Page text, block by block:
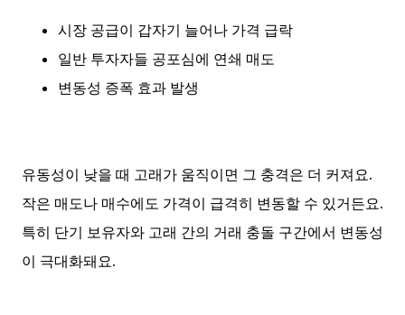
시장 공급이 갑자기 늘어나 가격 급락
일반 투자자들 공포심에 연쇄 매도
변동성 증폭 효과 발생
유동성이 낮을 때 고래가 움직이면 그 충격은 더 커져요.
작은 매도나 매수에도 가격이 급격히 변동할 수 있거든요.
특히 단기 보유자와 고래 간의 거래 충돌 구간에서 변동성
이 극대화돼요.